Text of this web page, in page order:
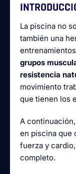
La piscina no
también una
grupos
resistencia
movimiento
que tienen los
A
en piscina que
fuerza y
completo.